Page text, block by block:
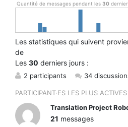
Quantité de messages pendant les 30
Les statistiques qui suivent
de
Les 30 derniers jours :
2 participants 34
PARTICIPANT·ES LES PLUS ACTIVES
Translation Project
21 messages